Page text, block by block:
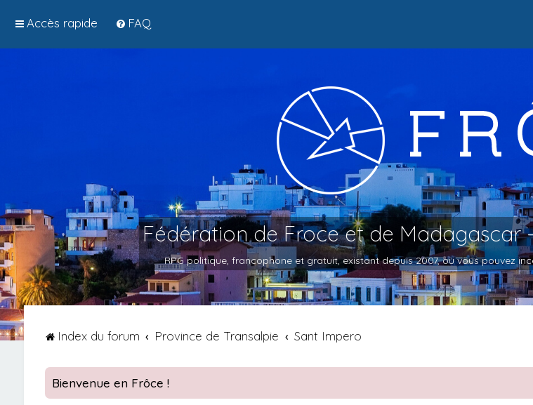
Accès rapide FAQ
Fédération de Froce et de Madagascar
RPG politique, francophone et gratuit, existant depuis 2007, où vous pouvez
Index du forum Province de Transalpie Sant Impero
Bienvenue en Frôce !